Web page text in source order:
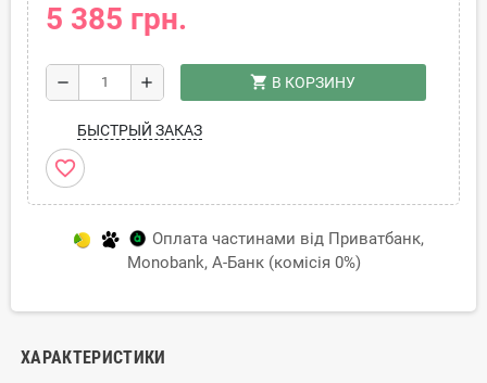
5 385 грн.
remove add shopping_cart В КОРЗИНУ
БЫСТРЫЙ ЗАКАЗ
favorite_border
Оплата частинами від Приватбанк,
Monobank, А-Банк (комісія 0%)
ХАРАКТЕРИСТИКИ